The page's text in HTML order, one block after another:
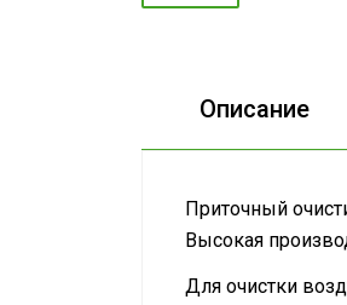
Описание
Приточный
Высокая
Для очистки